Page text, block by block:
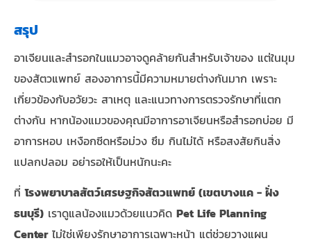
สรุป
อาเจียนและสำรอกในแมวอาจดูคล้ายกันสำหรับเจ้าของ แต่ในมุม
ของสัตวแพทย์ สองอาการนี้มีความหมายต่างกันมาก เพราะ
เกี่ยวข้องกับอวัยวะ สาเหตุ และแนวทางการตรวจรักษาที่แตก
ต่างกัน หากน้องแมวของคุณมีอาการอาเจียนหรือสำรอกบ่อย มี
อาการหอบ เหงือกซีดหรือม่วง ซึม กินไม่ได้ หรือสงสัยกินสิ่ง
แปลกปลอม อย่ารอให้เป็นหนักนะคะ
ที่โรงพยาบาลสัตว์เศรษฐกิจสัตวแพทย์ (เขตบางแค - ฝั่ง
ธนบุรี) เราดูแลน้องแมวด้วยแนวคิด Pet Life Planning
Centerไม่ใช่เพียงรักษาอาการเฉพาะหน้า แต่ช่วยวางแผน